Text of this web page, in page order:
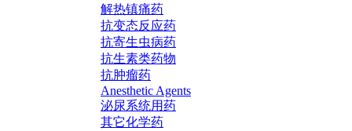
解热镇痛药
抗变态反应药
抗寄生虫病药
抗生素类药物
抗肿瘤药
Anesthetic Agents
泌尿系统用药
其它化学药